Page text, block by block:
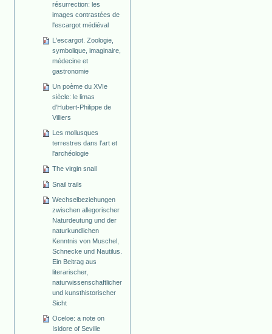
résurrection: les
images contrastées de
l'escargot médiéval
L'escargot. Zoologie,
symbolique, imaginaire,
médecine et
gastronomie
Un poème du XVIe
siècle: le limas
d'Hubert-Philippe de
Villiers
Les mollusques
terrestres dans l'art et
l'archéologie
The virgin snail
Snail trails
Wechselbeziehungen
zwischen allegorischer
Naturdeutung und der
naturkundlichen
Kenntnis von Muschel,
Schnecke und Nautilus.
Ein Beitrag aus
literarischer,
naturwissenschaftlicher
und kunsthistorischer
Sicht
Oceloe: a note on
Isidore of Seville